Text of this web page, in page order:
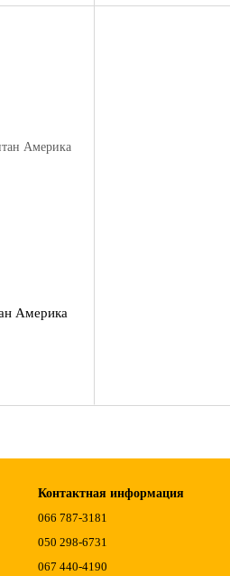
Америка
Контактная информация
066 787-3181
050 298-6731
067 440-4190